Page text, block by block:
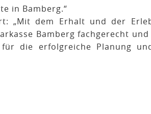
in Bamberg.“
„Mit dem Erhalt und der
Bamberg fachgerecht
die erfolgreiche Planung